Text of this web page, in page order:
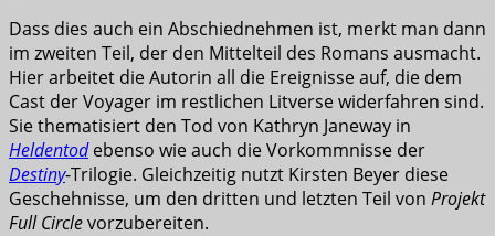
Dass dies auch ein Abschiednehmen ist, merkt man dann
im zweiten Teil, der den Mittelteil des Romans ausmacht.
Hier arbeitet die Autorin all die Ereignisse auf, die dem
Cast der Voyager im restlichen Litverse widerfahren sind.
Sie thematisiert den Tod von Kathryn Janeway in
Heldentodebenso wie auch die Vorkommnisse der
Destiny-Trilogie. Gleichzeitig nutzt Kirsten Beyer diese
Geschehnisse, um den dritten und letzten Teil von Projekt
Full Circlevorzubereiten.